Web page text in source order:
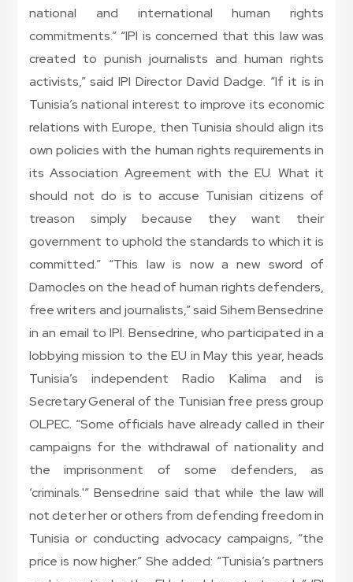
national and international human rights
commitments.” “IPI is concerned that this law was
created to punish journalists and human rights
activists,” said IPI Director David Dadge. “If it is in
Tunisia’s national interest to improve its economic
relations with Europe, then Tunisia should align its
own policies with the human rights requirements in
its Association Agreement with the EU. What it
should not do is to accuse Tunisian citizens of
treason simply because they want their
government to uphold the standards to which it is
committed.” “This law is now a new sword of
Damocles on the head of human rights defenders,
free writers and journalists,” said Sihem Bensedrine
in an email to IPI. Bensedrine, who participated in a
lobbying mission to the EU in May this year, heads
Tunisia’s independent Radio Kalima and is
Secretary General of the Tunisian free press group
OLPEC. “Some officials have already called in their
campaigns for the withdrawal of nationality and
the imprisonment of some defenders, as
‘criminals.'” Bensedrine said that while the law will
not deter her or others from defending freedom in
Tunisia or conducting advocacy campaigns, “the
price is now higher.” She added: “Tunisia’s partners